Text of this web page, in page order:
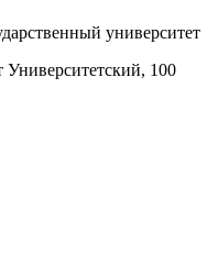
университет
Университетский, 100